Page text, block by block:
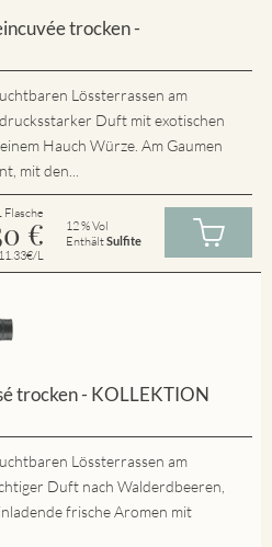
trocken -
Lössterrassen am
Duft mit exotischen
Hauch Würze. Am Gaumen
mit den...
Flasche
€
11.33€/L
12 % Vol
EnthältSulfite
trocken - KOLLEKTION
Lössterrassen am
Duft nach Walderdbeeren,
frische Aromen mit